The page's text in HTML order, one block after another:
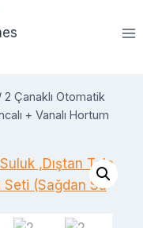
2 Çanaklı Otomatik
+ Vanalı Hortum